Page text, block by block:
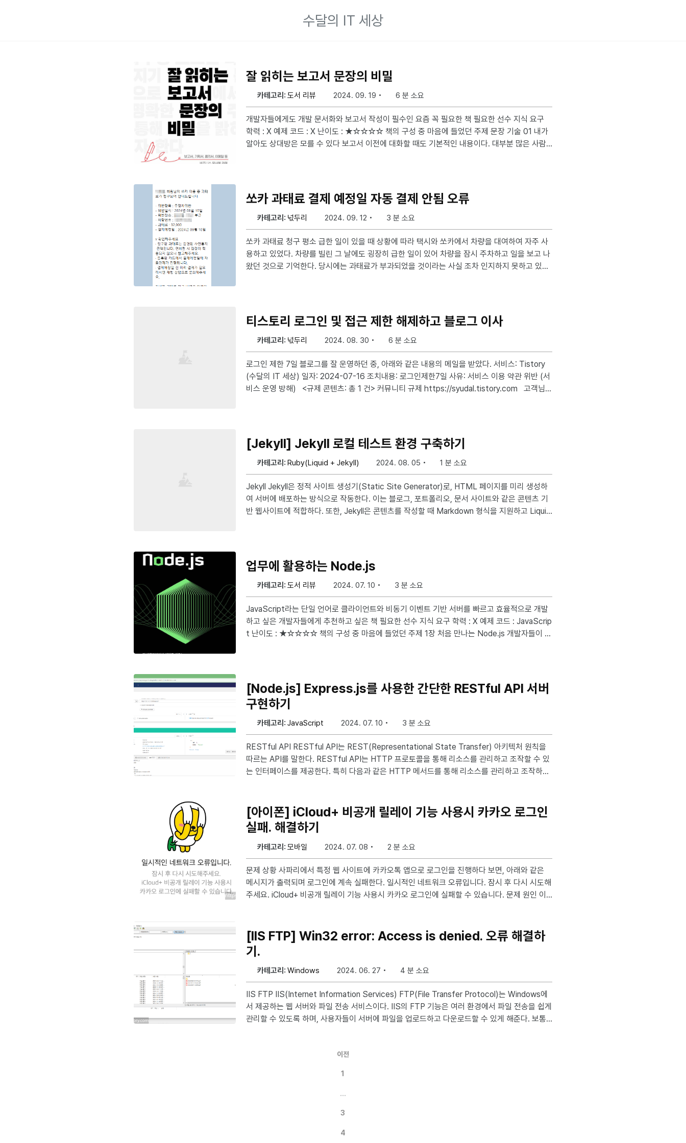
수달의 IT 세상
잘 읽히는 보고서 문장의 비밀
카테고리: 도서 리뷰 2024. 09. 19 6 분 소요
개발자들에게도 개발 문서화와 보고서 작성이 필수인 요즘 꼭 필요한 책 필요한 선수 지식 요구
학력 : X 예제 코드 : X 난이도 : ★☆☆☆☆ 책의 구성 중 마음에 들었던 주제 문장 기술 01 내가
알아도 상대방은 모를 수 있다 보고서 이전에 대화할 때도 기본적인 내용이다. 대부분 많은 사람
는 ‘내가 알아도 상대방은 모를 수 있다’를 항상 염두에 두어야 한다. 문장 기술 10 하나의 문장에
는 하나의
쏘카 과태료 결제 예정일 자동 결제 안됨 오류
카테고리: 넋두리 2024. 09. 12 3 분 소요
쏘카 과태료 청구 평소 급한 일이 있을 때 상황에 따라 택시와 쏘카에서 차량을 대여하여 자주 사
용하고 있었다. 차량를 빌린 그 날에도 굉장히 급한 일이 있어 차량을 잠시 주차하고 일을 보고 나
왔던 것으로 기억한다. 당시에는 과태료가 부과되었을 것이라는 사실 조차 인지하지 못하고 있었
다 위의 알림톡에서 안내한대로, 현재 쏘카에 해당 차량을 예약할 때 사용했던 주 결제수단인 네
이버페이와 보조 결제수단인 카드가 등록되어 있어 결제예
티스토리 로그인 및 접근 제한 해제하고 블로그 이사
카테고리: 넋두리 2024. 08. 30 6 분 소요
로그인 제한 7일 블로그를 잘 운영하던 중, 아래와 같은 내용의 메일을 받았다. 서비스: Tistory
(수달의 IT 세상) 일자: 2024-07-16 조치내용: 로그인제한7일 사유: 서비스 이용 약관 위반 (서
비스 운영 방해) <규제 콘텐츠: 총 1 건> 커뮤니티 규제 https://syudal.tistory.com 고객님의
고로 동일 계정 내 다
[Jekyll] Jekyll 로컬 테스트 환경 구축하기
카테고리: Ruby(Liquid + Jekyll) 2024. 08. 05 1 분 소요
Jekyll Jekyll은 정적 사이트 생성기(Static Site Generator)로, HTML 페이지를 미리 생성하
여 서버에 배포하는 방식으로 작동한다. 이는 블로그, 포트폴리오, 문서 사이트와 같은 콘텐츠 기
반 웹사이트에 적합하다. 또한, Jekyll은 콘텐츠를 작성할 때 Markdown 형식을 지원하고 Liquid
게시글은 Ubuntu 24.04 LTS 버전을 기준으로
업무에 활용하는 Node.js
카테고리: 도서 리뷰 2024. 07. 10 3 분 소요
JavaScript라는 단일 언어로 클라이언트와 비동기 이벤트 기반 서버를 빠르고 효율적으로 개발
하고 싶은 개발자들에게 추천하고 싶은 책 필요한 선수 지식 요구 학력 : X 예제 코드 : JavaScrip
t 난이도 : ★☆☆☆☆ 책의 구성 중 마음에 들었던 주제 1장 처음 만나는 Node.js 개발자들이 흔
처리를 지원한다. 그중 많은 언어들이 await과 async 키워드로 쉽게 비동
[Node.js] Express.js를 사용한 간단한 RESTful API 서버
구현하기
카테고리: JavaScript 2024. 07. 10 3 분 소요
RESTful API RESTful API는 REST(Representational State Transfer) 아키텍처 원칙을
따르는 API를 말한다. RESTful API는 HTTP 프로토콜을 통해 리소스를 관리하고 조작할 수 있
는 인터페이스를 제공한다. 특히 다음과 같은 HTTP 메서드를 통해 리소스를 관리하고 조작하는
자원의 부분 수정. 서버의 자원 일부를 수정한다. DELETE: 자원의 삭제. 서버의 자원을 삭제한
다. 소스 코드 아래는 Express.js를 사용하여 간
[아이폰] iCloud+ 비공개 릴레이 기능 사용시 카카오 로그인
실패. 해결하기
카테고리: 모바일 2024. 07. 08 2 분 소요
문제 상황 사파리에서 특정 웹 사이트에 카카오톡 앱으로 로그인을 진행하다 보면, 아래와 같은
메시지가 출력되며 로그인에 계속 실패한다. 일시적인 네트워크 오류입니다. 잠시 후 다시 시도해
주세요. iCloud+ 비공개 릴레이 기능 사용시 카카오 로그인에 실패할 수 있습니다. 문제 원인 이
인 도중에 IP 가 변경되는 경우 계정 탈취 행위와 구분할 수 없기때문에 로그인 실패 처리하고 있
는데요. 카카오톡 앱을 띄워 ID/PW 입력 없이 로그인 처리 또는 동의창 동의하고 카카오톡 앱을
호출한 웹브라우저는
[IIS FTP] Win32 error: Access is denied. 오류 해결하
기.
카테고리: Windows 2024. 06. 27 4 분 소요
IIS FTP IIS(Internet Information Services) FTP(File Transfer Protocol)는 Windows에
서 제공하는 웹 서버와 파일 전송 서비스이다. IIS의 FTP 기능은 여러 환경에서 파일 전송을 쉽게
관리할 수 있도록 하며, 사용자들이 서버에 파일을 업로드하고 다운로드할 수 있게 해준다. 보통
이전
1
…
3
4